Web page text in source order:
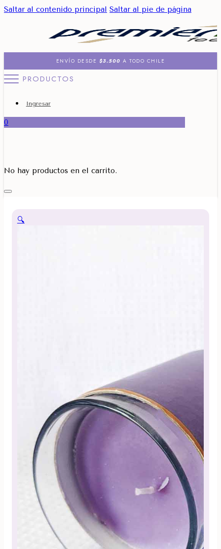
Saltar al contenido principal Saltar al pie de página
ENVÍO DESDE $3.500 A TODO CHILE
PRODUCTOS
Ingresar
0
No hay productos en el carrito.
🔍